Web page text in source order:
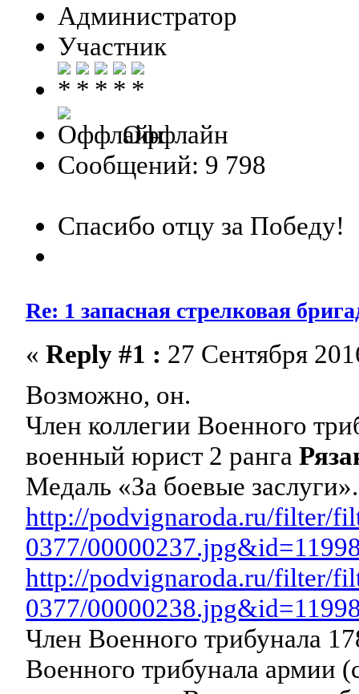
Администратор
Участник
Оффлайн
Сообщений: 9 798
Спасибо отцу за Победу!
Re: 1 запасная стрелковая
«Reply #1 : 27 Сентября
Возможно, он.
Член коллегии Военного
военный юрист 2 ранга
Медаль «За боевые
http://podvignaroda.ru/filter/
0377/
http://podvignaroda.ru/filter/
0377/
Член Военного трибунала
Военного трибунала армии